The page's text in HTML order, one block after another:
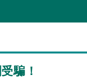
騙！